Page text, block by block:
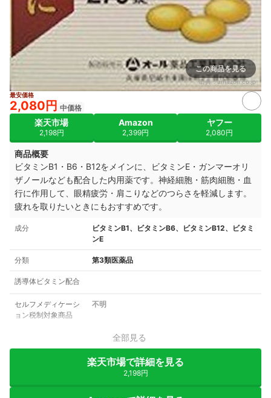
この商品を見る
出典：amazon.co.jp
最安価格
2,080円 中価格
楽天市場
2,198円
Amazon
2,399円
ヤフー
2,080円
商品概要
ビタミンB1・B6・B12をメインに、
ビタミンE・ガンマーオリ
ザノールなども配合した内用薬です。 神経細胞・ 筋肉細胞・血
行に作用して、眼精疲労・肩こりなどのつらさを軽減します。
疲れを取りたいときにもおすすめです。
成分
ビタミンB1、ビタミンB6、ビタミンB12、ビタミ
ンE
分類 第3類医薬品
誘導体ビタミン配合
セルフメディケーシ
ョン税制対象商品
不明
全部見る
楽天市場で詳細を見る
2,198円